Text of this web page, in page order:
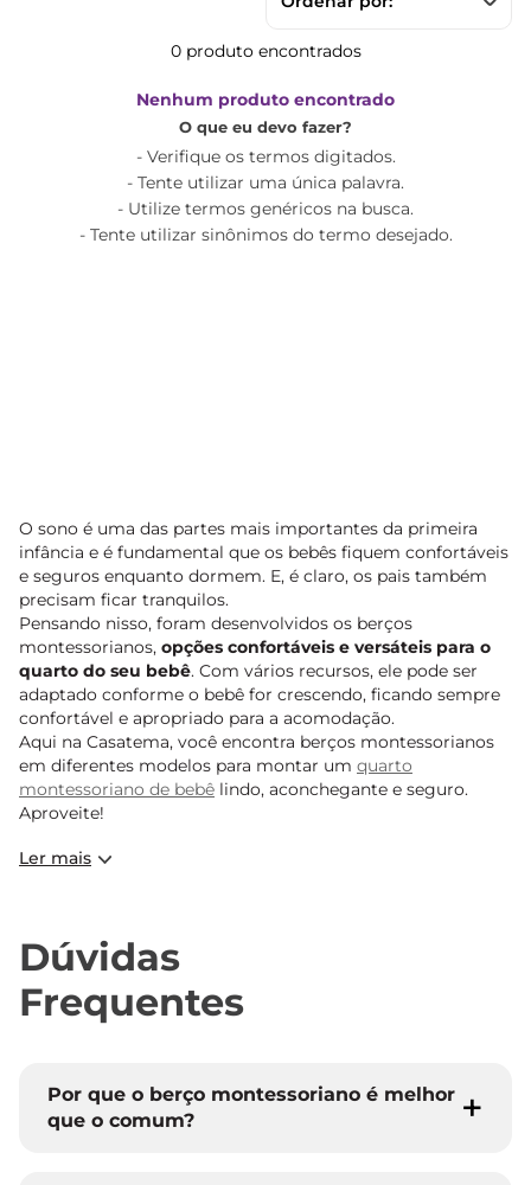
0 produto
Nenhum produto encontrado
O que eu devo fazer?
Verifique os termos digitados.
Tente utilizar uma única palavra.
Utilize termos genéricos na busca.
Tente utilizar sinônimos do termo desejado.
O sono é uma das partes mais importantes da primeira
infância e é fundamental que os bebês fiquem confortáveis
e seguros enquanto dormem. E, é claro, os pais também
precisam ficar tranquilos.
Pensando nisso, foram desenvolvidos os berços
montessorianos, opções confortáveis e versáteis para o
quarto do seu bebê. Com vários recursos, ele pode ser
adaptado conforme o bebê for crescendo, ficando sempre
confortável e apropriado para a acomodação.
Aqui na Casatema, você encontra berços montessorianos
em diferentes modelos para montar um quarto
montessoriano de bebê lindo, aconchegante e seguro.
Aproveite!
Ler mais
Dúvidas
Frequentes
Por que o berço montessoriano é melhor
que o comum?